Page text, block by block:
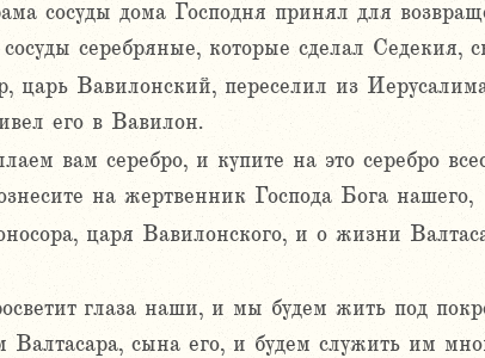
сосуды дома Господня принял для
серебряные, которые сделал
царь Вавилонский, переселил из
его в Вавилон.
вам серебро, и купите на это серебро
на жертвенник Господа Бога нашего,
царя Вавилонского, и о жизни
глаза наши, и мы будем жить под
Валтасара, сына его, и будем служить им